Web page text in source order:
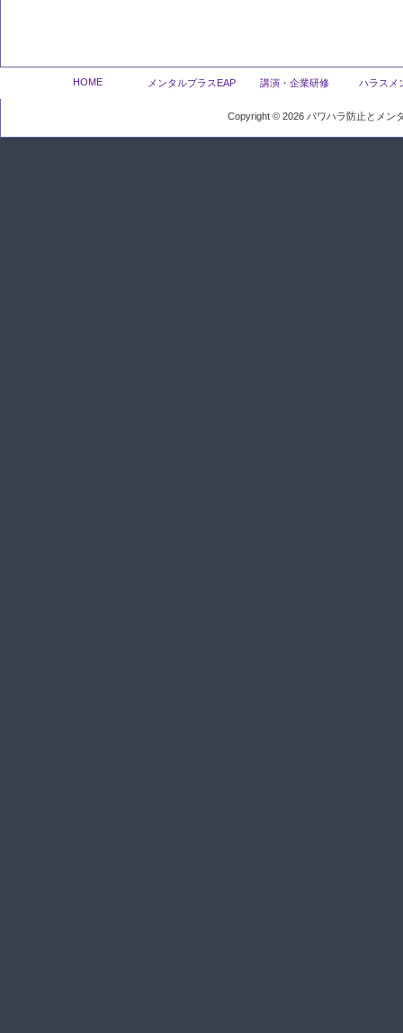
HOME メンタルプラスEAP 講演・企業研修 ハラスメ
Copyright © 2026 パワハラ防止とメン